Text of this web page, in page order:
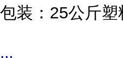
包装：25公斤塑
...